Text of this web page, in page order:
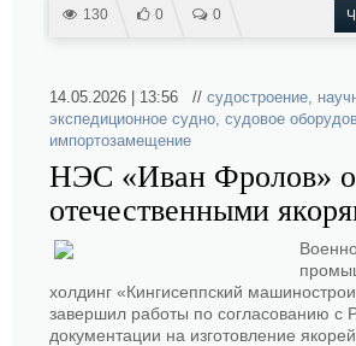
130 0 0
14.05.2026 | 13:56 // судостроение,
экспедиционное судно, судовое
импортозамещение
НЭС «Иван Фролов»
отечественными
холдинг «Кингисеппский
завершил работы по согласованию с
документации на изготовление